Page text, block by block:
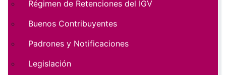
Régimen de Retenciones del IGV
Buenos Contribuyentes
Padrones y Notificaciones
Legislación